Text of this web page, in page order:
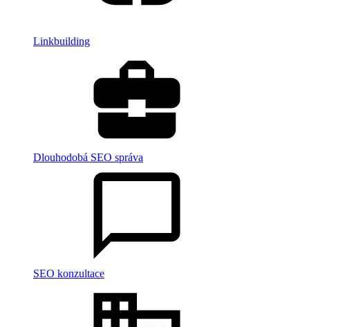
Linkbuilding
Dlouhodobá SEO správa
SEO konzultace